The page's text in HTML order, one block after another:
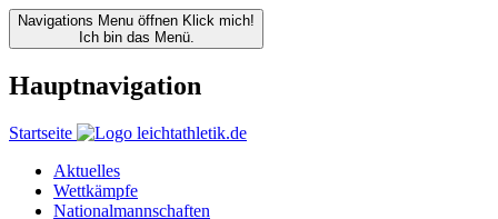
Navigations Menu öffnen Klick mich!
Ich bin das Menü.
Hauptnavigation
Startseite
Aktuelles
Wettkämpfe
Nationalmannschaften